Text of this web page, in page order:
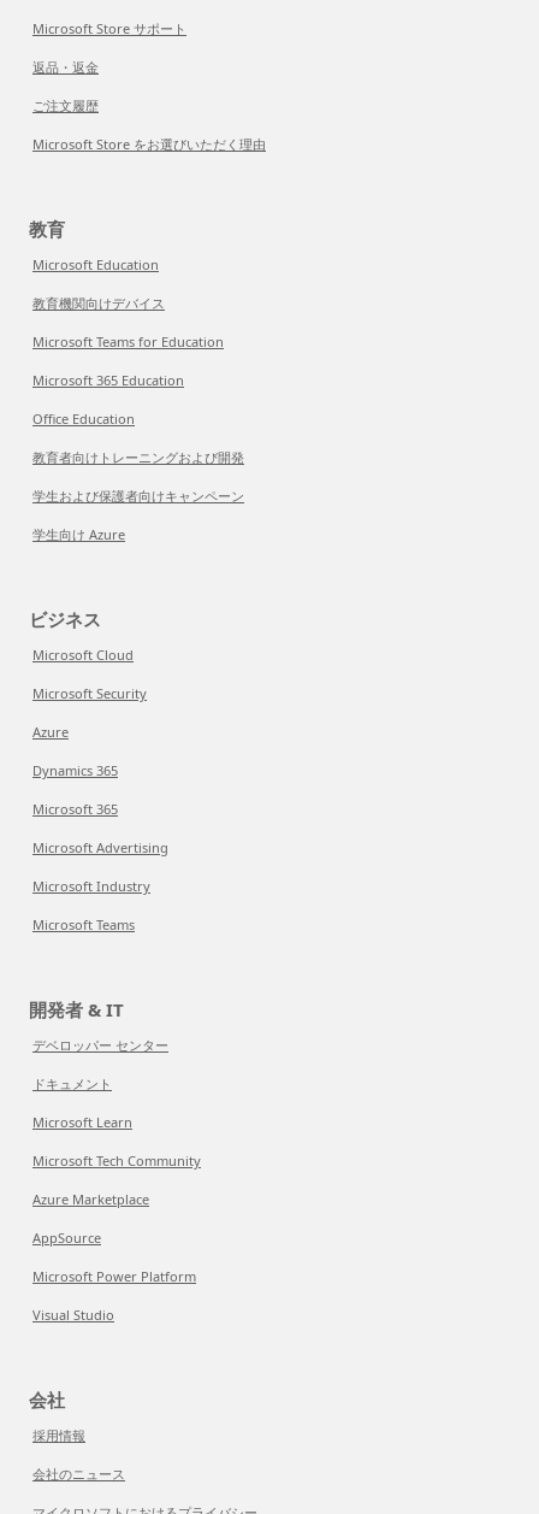
Microsoft Store サポート
返品・返金
ご注文履歴
Microsoft Store をお選びいただく理由
教育
Microsoft Education
教育機関向けデバイス
Microsoft Teams for Education
Microsoft 365 Education
Office Education
教育者向けトレーニングおよび開発
学生および保護者向けキャンペーン
学生向け Azure
ビジネス
Microsoft Cloud
Microsoft Security
Azure
Dynamics 365
Microsoft 365
Microsoft Advertising
Microsoft Industry
Microsoft Teams
開発者 & IT
デベロッパー センター
ドキュメント
Microsoft Learn
Microsoft Tech Community
Azure Marketplace
AppSource
Microsoft Power Platform
Visual Studio
会社
採用情報
会社のニュース